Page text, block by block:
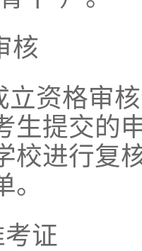
格审核
生提交的
校进行复
证